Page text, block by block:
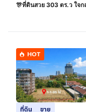
🎊ที่ดินสวย 303 ตร.ว ใจ
HOT
ที่ดิน ขาย